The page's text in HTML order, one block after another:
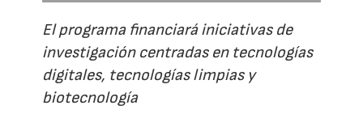
El programa financiará iniciativas de
investigación centradas en tecnologías
digitales, tecnologías limpias y
biotecnología